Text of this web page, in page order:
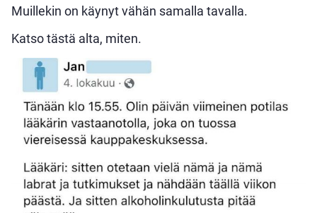
Muillekin on käynyt vähän samalla tavalla.
Katso tästä alta, miten.